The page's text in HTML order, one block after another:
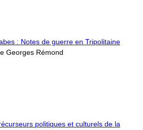
: Notes de guerre en Tripolitaine
Georges Rémond
politiques et culturels de la